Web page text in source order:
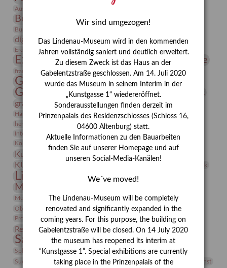
Ausstellung „Vier Winde“
Bernhard August von Lindenau
Burg Posterstein
digitallabor Entartete Kunst
Enteignung
Erdmann Julius Dietrich
Erlebnisportal estrusker Exlibris
Expressionismus Festrede Florenz Fotografie
frauen Frauen in der Antike und heute
Gerhard-Altenbourg-Preis
Gerhard Altenbourg
Gerhard Kurt Müller
grafische sammlung griechische Mythologie
Hanns-Conon von der Gabelentz Heinrich Kirchhoff Heldinnen
herman de vries Humboldt
Insekten
Integriertes Schädlingsmanagement
Jahresempfang
Kolosseum
Kunst
Kunstmuseum Kunstvermittlung Kunst von Kühl
KUNSTWAND Künstler Lehmbruck
Lindenau-Museum Marstall
Museumsgeschichte
Museumspädagogik Mäzen Napoleon Natur
Neue Remise
Objekt im Fokus
Paul Klee Peter Schnürpel Phelloplastik
Pohlhof
Provenienz
Provenienzforschung
Restaurierung Restitution Rudi Lesser Ruth Wolf-Rehfeld
Sammlung Samstagszeichner Skulptur
Sonderausstellung
Sphinx
studio Studio Bildende Kunst
studioDIGITAL
Suermondt-Ludwig-Museum
Vermittlung Video
Videokunst
Wir sind umgezogen!
Das Lindenau-Museum wird in den kommenden
Jahren vollständig saniert und deutlich erweitert.
Zu diesem Zweck ist das Haus an der
Gabelentzstraße geschlossen. Am 14. Juli 2020
wurde das Museum in seinem Interim in der
„Kunstgasse 1“ wiedereröffnet.
Sonderausstellungen finden derzeit im
Prinzenpalais des Residenzschlosses (Schloss 16,
04600 Altenburg) statt.
Aktuelle Informationen zu den Bauarbeiten
finden Sie auf unserer Homepage und auf
unseren Social-Media-Kanälen!
We´ve moved!
The Lindenau-Museum will be completely
renovated and significantly expanded in the
coming years. For this purpose, the building on
Gabelentzstraße will be closed. On 14 July 2020
the museum has reopened its interim at
“Kunstgasse 1”. Special exhibitions are currently
taking place in the Prinzenpalais of the